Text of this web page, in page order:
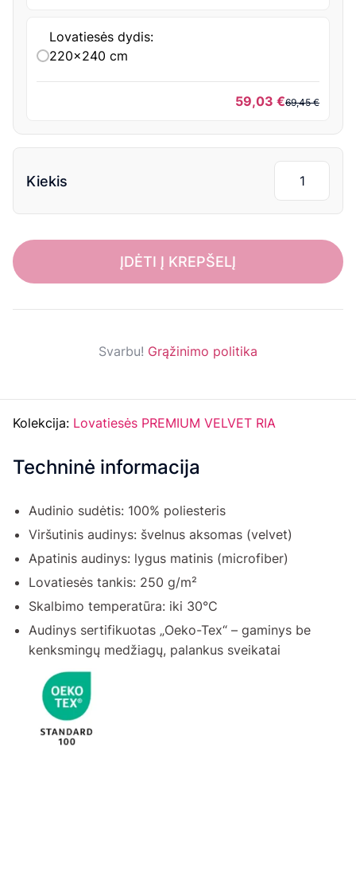
Lovatiesės dydis:
220x240 cm
69,45€
was:
69,45
59,03 €
is:
59,03
Kiekis
ĮDĖTI Į KREPŠELĮ
Svarbu! Grąžinimo politika
Kolekcija: Lovatiesės PREMIUM VELVET RIA
Techninė informacija
Audinio sudėtis: 100% poliesteris
Viršutinis audinys: švelnus aksomas (velvet)
Apatinis audinys: lygus matinis (microfiber)
Lovatiesės tankis: 250 g/m²
Skalbimo temperatūra: iki 30°C
Audinys sertifikuotas „Oeko-Tex“ – gaminys be
kenksmingų medžiagų, palankus sveikatai